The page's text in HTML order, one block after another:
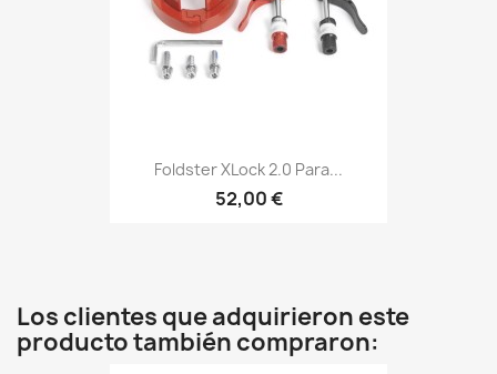
Foldster XLock 2.0 Para...
52,00 €
Los clientes que adquirieron este
producto también compraron: